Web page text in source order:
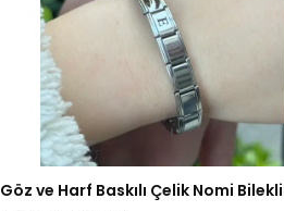
Göz ve Harf Baskılı Çelik Nomi